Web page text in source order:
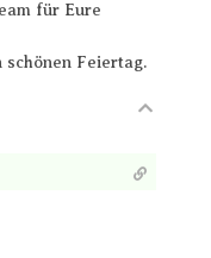
für Eure
Feiertag.